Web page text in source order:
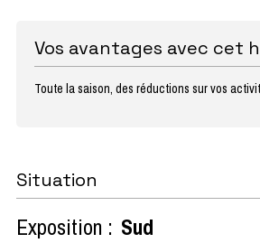
Vos avantages avec cet
Toute la saison, des réductions sur vos
Situation
Exposition : Sud